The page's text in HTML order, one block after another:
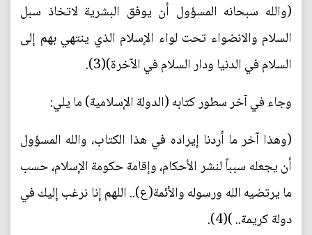
(والله سبحانه المسؤول أن يوفق البشرية لاتخاذ سبل
السلام والانضواء تحت لواء الإسلام الذي ينتهي بهم إلى
السلام في الدنيا ودار السلام في الآخرة)(3).
وجاء في آخر سطور كتابه (الدولة الإسلامية) ما يلي:
(وهذا آخر ما أردنا إيراده في هذا الكتاب، والله المسؤول
أن يجعله سبباً لنشر الأحكام، وإقامة حكومة الإسلام، حسب
ما يرتضيه الله ورسوله والأئمة(ع).. اللهم إنا نرغب إليك في
دولة كريمة.. )(4).